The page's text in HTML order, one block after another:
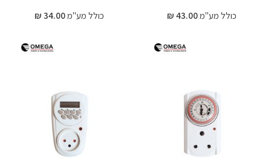
כולל מע"מ43.00 ₪ כולל מע"מ34.00 ₪